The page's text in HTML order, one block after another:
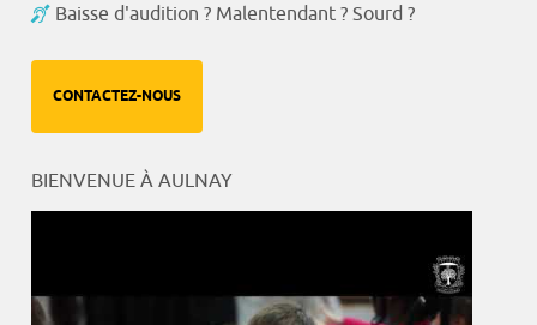
Baisse d'audition ? Malentendant ? Sourd ?
CONTACTEZ-NOUS
BIENVENUE À AULNAY